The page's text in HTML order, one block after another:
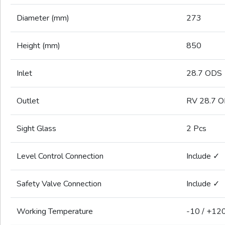
Diameter (mm) 273
Height (mm) 850
Inlet 28.7 ODS
Outlet RV 28.7
Sight Glass 2 Pcs
Level Control Connection Include ✓
Safety Valve Connection Include ✓
Working Temperature -10 /